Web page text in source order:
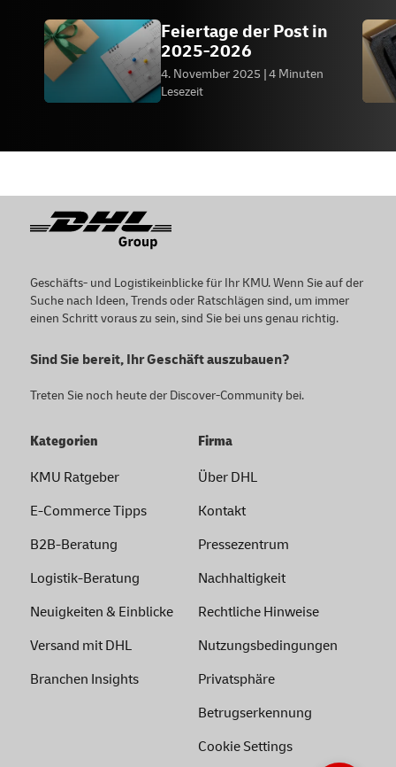
Feiertage der Post in
2025-2026
4. November 2025 4 Minuten
Lesezeit
Footer
Geschäfts- und Logistikeinblicke für Ihr KMU. Wenn Sie auf der
Suche nach Ideen, Trends oder Ratschlägen sind, um immer
einen Schritt voraus zu sein, sind Sie bei uns genau richtig.
Sind Sie bereit, Ihr Geschäft auszubauen?
Treten Sie noch heute der Discover-Community bei.
Kategorien
KMU Ratgeber
E-Commerce Tipps
B2B-Beratung
Logistik-Beratung
Neuigkeiten & Einblicke
Versand mit DHL
Branchen Insights
Firma
Über DHL
Kontakt
Pressezentrum
Nachhaltigkeit
Rechtliche Hinweise
Nutzungsbedingungen
Privatsphäre
Betrugserkennung
Cookie Settings